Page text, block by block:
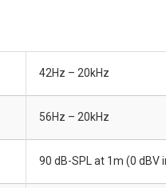
42Hz – 20kHz
56Hz – 20kHz
90 dB-SPL at 1m (0 dBV